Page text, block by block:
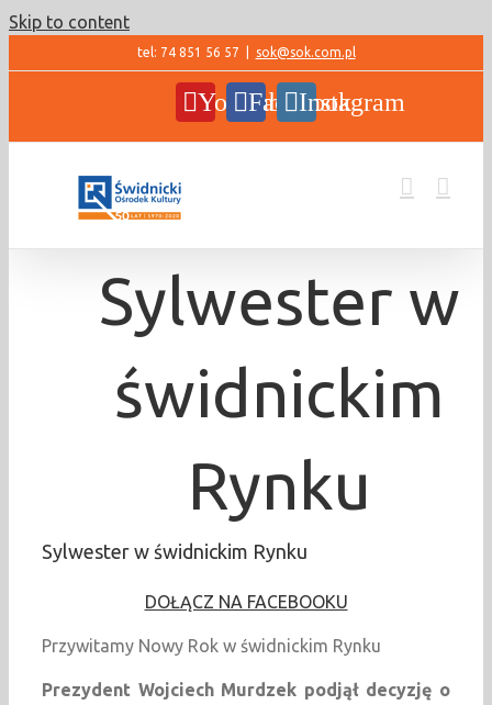
Skip to content
tel: 74 851 56 57 sok@sok.com.pl
YouTubeFacebookInstagram
Sylwester w
świdnickim
Rynku
Sylwester w świdnickim Rynku
DOŁĄCZ NA FACEBOOKU
Przywitamy Nowy Rok w świdnickim Rynku
Prezydent Wojciech Murdzek podjął decyzję o